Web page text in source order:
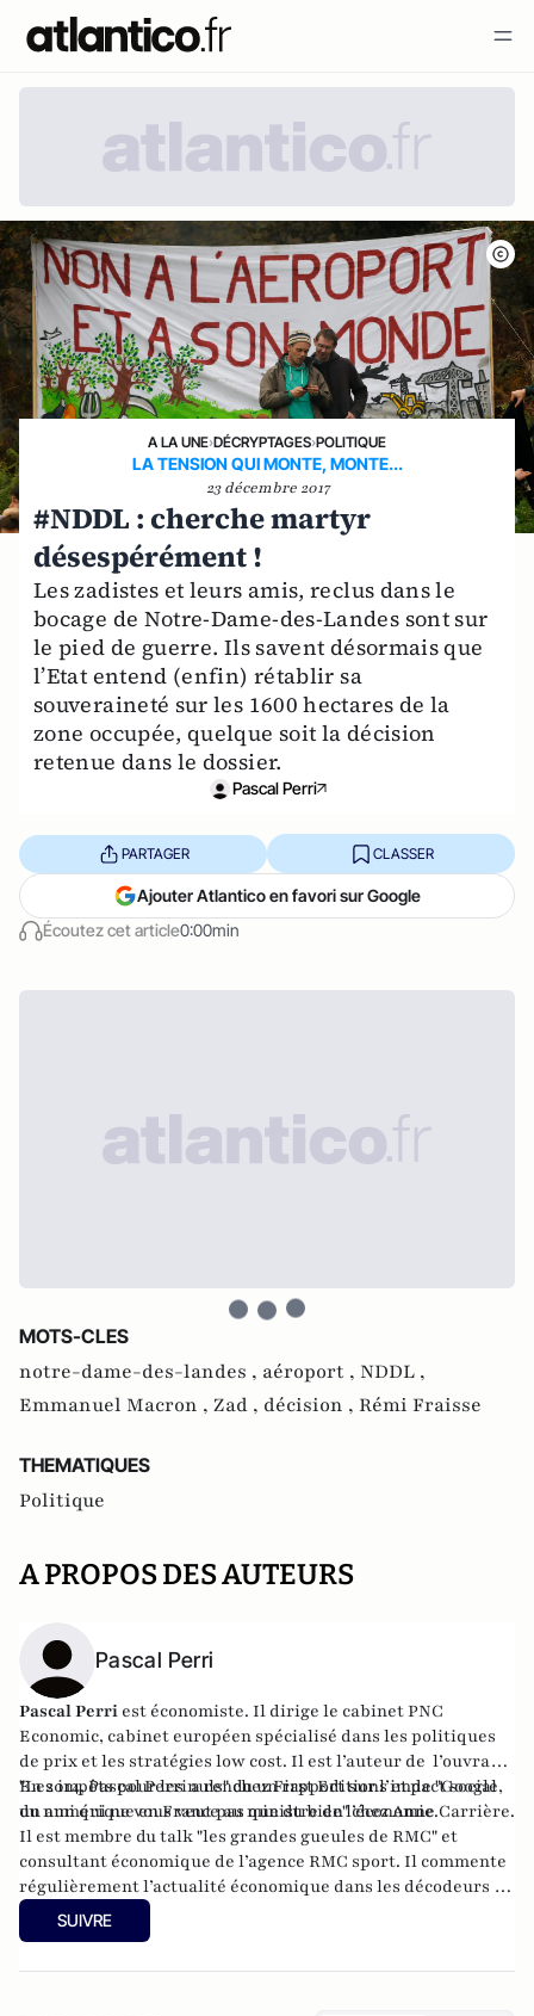
A LA UNE›DÉCRYPTAGES›POLITIQUE
LA TENSION QUI MONTE, MONTE...
23 décembre 2017
#NDDL : cherche martyr
désespérément !
Les zadistes et leurs amis, reclus dans le
bocage de Notre-Dame-des-Landes sont sur
le pied de guerre. Ils savent désormais que
l’Etat entend (enfin) rétablir sa
souveraineté sur les 1600 hectares de la
zone occupée, quelque soit la décision
retenue dans le dossier.
Pascal Perri
Écoutez cet article0:00min
PARTAGER CLASSER
Ajouter Atlantico en favori sur Google
MOTS-CLES
notre-dame-des-landes , aéroport , NDDL ,
Emmanuel Macron , Zad , décision , Rémi Fraisse
THEMATIQUES
Politique
A PROPOS DES AUTEURS
Pascal Perri
Pascal Perri est économiste. Il dirige le cabinet PNC
Economic, cabinet européen spécialisé dans les politiques
de prix et les stratégies low cost. Il est l’auteur de l’ouvrage
"Les impôts pour les nuls" chez First Editions et de"Google,
un ami qui ne vous veut pas que du bien"chez Anne Carrière.
En 2014, Pascal Perri a rendu unrapportsur l’impact social
du numérique en France au ministre de l’économie.
Il est membre du talk "les grandes gueules de RMC" et
consultant économique de l’agence RMC sport. Il commente
régulièrement l’actualité économique dans les décodeurs de
l’éco sur BFM Business.
SUIVRE